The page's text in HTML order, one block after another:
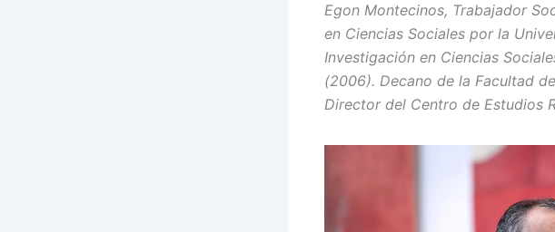
Egon Montecinos, Trabajador
en Ciencias Sociales por la
Investigación en Ciencias
(2006). Decano de la Facultad
Director del Centro de Estudios